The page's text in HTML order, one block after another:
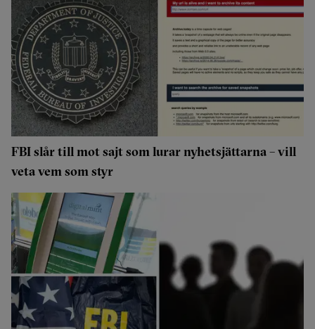
FBI slår till mot sajt som lurar nyhetsjättarna – vill
veta vem som styr